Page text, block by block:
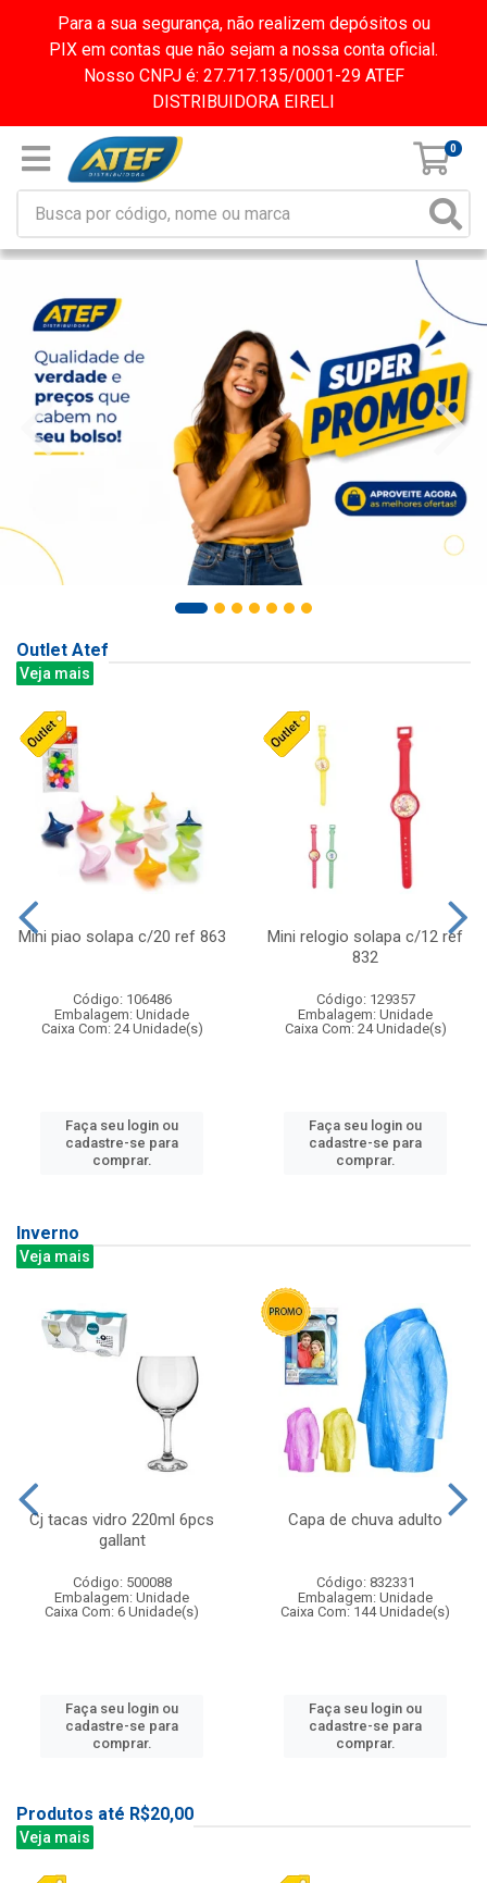
Para a sua segurança, não realizem depósitos ou
PIX em contas que não sejam a nossa conta oficial.
Nosso CNPJ é: 27.717.135/0001-29 ATEF
DISTRIBUIDORA EIRELI
0
Outlet Atef
Veja mais
Mini piao solapa c/20 ref 863
Código: 106486
Embalagem: Unidade
Caixa Com: 24 Unidade(s)
Faça seu login ou
cadastre-se para
comprar.
Mini relogio solapa c/12 ref
832
Código: 129357
Embalagem: Unidade
Caixa Com: 24 Unidade(s)
Faça seu login ou
cadastre-se para
comprar.
Inverno
Veja mais
Cj tacas vidro 220ml 6pcs
gallant
Código: 500088
Embalagem: Unidade
Caixa Com: 6 Unidade(s)
Faça seu login ou
cadastre-se para
comprar.
Capa de chuva adulto
Código: 832331
Embalagem: Unidade
Caixa Com: 144 Unidade(s)
Faça seu login ou
cadastre-se para
comprar.
Produtos até R$20,00
Veja mais